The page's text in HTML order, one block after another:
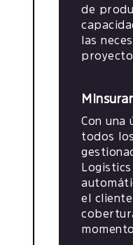
de
las
Con una
todos
el